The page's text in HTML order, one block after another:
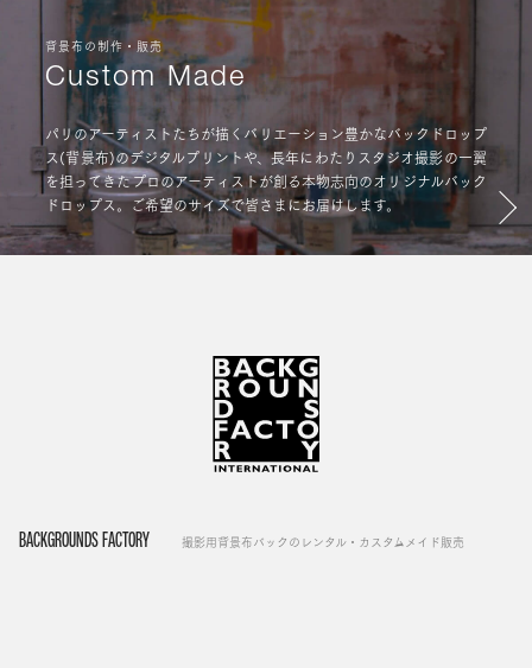
背景布の制作・販売
Custom Made
パリのアーティストたちが描くバリエーション豊かなバックドロップ
ス(背景布)のデジタルプリントや、長年にわたりスタジオ撮影の一翼
を担ってきたプロのアーティストが創る本物志向のオリジナルバック
ドロップス。ご希望のサイズで皆さまにお届けします。
BACKGROUNDS FACTORY 撮影用背景布バックのレンタル・カスタムメイド販売